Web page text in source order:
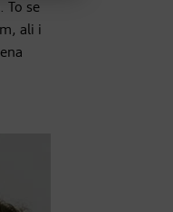
To se
ali i